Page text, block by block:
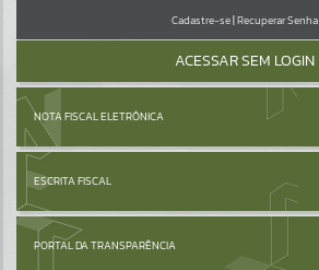
Por favor, aguarde...
Cadastre-se|Recuperar Senha
ACESSAR SEM LOGIN
NOTA FISCAL ELETRÔNICA
ESCRITA FISCAL
PORTAL DA TRANSPARÊNCIA